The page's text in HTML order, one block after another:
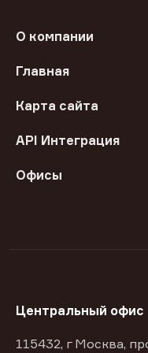
О компании
Главная
Карта сайта
API Интеграция
Офисы
Центральный офис
115432, г Москва,